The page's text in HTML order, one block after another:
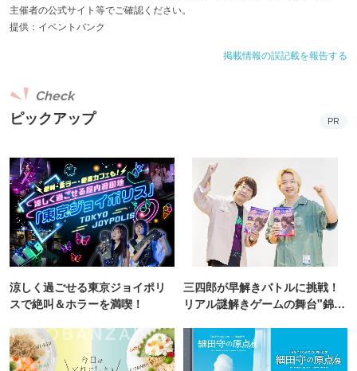
主催者の公式サイト等でご確認ください。
提供：イベントバンク
掲載情報の誤記載を報告する
ピックアップ
Check
PR
涼しく過ごせる東京ジョイポリ
スで絶叫＆ホラーを満喫！
三四郎が早解きバトルに挑戦！
リアル謎解きゲームの舞台"錦糸